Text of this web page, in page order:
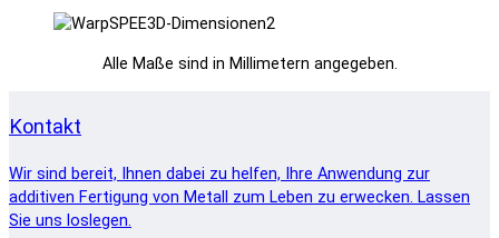
Alle Maße sind in Millimetern angegeben.
Kontakt
Wir sind bereit, Ihnen dabei zu helfen, Ihre Anwendung zur
additiven Fertigung von Metall zum Leben zu erwecken. Lassen
Sie uns loslegen.